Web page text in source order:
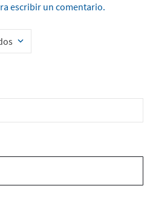
escribir un comentario.